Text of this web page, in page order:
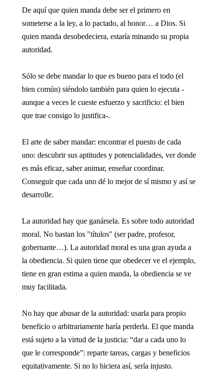
De aquí que quien manda debe ser el primero en
someterse a la ley, a lo pactado, al honor… a Dios. Si
quien manda desobedeciera, estaría minando su propia
autoridad.
Sólo se debe mandar lo que es bueno para el todo (el
bien común) siéndolo también para quien lo ejecuta -
aunque a veces le cueste esfuerzo y sacrificio: el bien
que trae consigo lo justifica-.
El arte de saber mandar: encontrar el puesto de cada
uno: descubrir sus aptitudes y potencialidades, ver donde
es más eficaz, saber animar, enseñar coordinar.
Conseguir que cada uno dé lo mejor de sí mismo y así se
desarrolle.
La autoridad hay que ganársela. Es sobre todo autoridad
moral. No bastan los "títulos" (ser padre, profesor,
gobernante…). La autoridad moral es una gran ayuda a
la obediencia. Si quien tiene que obedecer ve el ejemplo,
tiene en gran estima a quien manda, la obediencia se ve
muy facilitada.
No hay que abusar de la autoridad: usarla para propio
beneficio o arbitrariamente haría perderla. El que manda
está sujeto a la virtud de la justicia: “dar a cada uno lo
que le corresponde”: reparte tareas, cargas y beneficios
equitativamente. Si no lo hiciera así, sería injusto.